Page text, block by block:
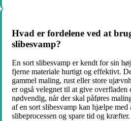
Hvad er fordelene ved at
slibesvamp?
En sort slibesvamp er kendt for sin
fjerne materiale hurtigt og effektivt.
gammel maling, rust eller store
er også velegnet til at give overfladen
nødvendig, når der skal påføres
af en sort slibesvamp kan hjælpe med
slibeprocessen og spare tid og kræfter.